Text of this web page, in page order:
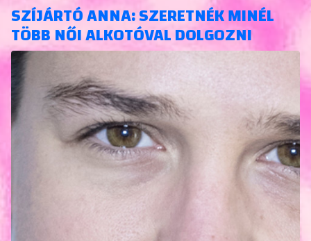
SZÍJÁRTÓ ANNA: SZERETNÉK MINÉL
TÖBB NŐI ALKOTÓVAL DOLGOZNI